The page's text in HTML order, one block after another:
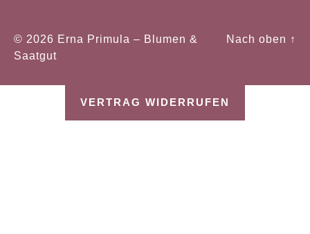
© 2026 Erna Primula – Blumen &
Saatgut
Nach oben ↑
VERTRAG WIDERRUFEN